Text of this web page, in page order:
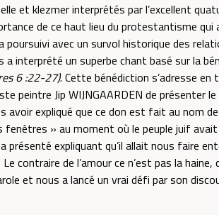
et klezmer interprétés par l’excellent
de ce haut lieu du protestantisme qui
avec un survol historique des
interprété un superbe chant basé sur la
6 :22-27). Cette bénédiction s’adresse en
peintre Jip WIJNGAARDEN de présenter
avoir expliqué que ce don est fait au nom
» au moment où le peuple juif avait
présenté expliquant qu’il allait nous faire
contraire de l’amour ce n’est pas la haine,
et nous a lancé un vrai défi par son